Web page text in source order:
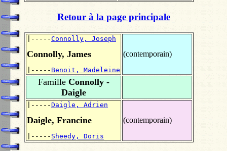
Retour à la page principale
|-----Connolly, Joseph
Connolly, James
|----- Benoit, Madeleine
(contemporain)
FamilleConnolly -
Daigle
|-----Daigle, Adrien
Daigle, Francine
|----- Sheedy, Doris
(contemporain)